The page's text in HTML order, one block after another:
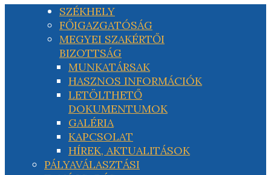
SZÉKHELY
FŐIGAZGATÓSÁG
MEGYEI SZAKÉRTŐI
BIZOTTSÁG
MUNKATÁRSAK
HASZNOS INFORMÁCIÓK
LETÖLTHETŐ
DOKUMENTUMOK
GALÉRIA
KAPCSOLAT
HÍREK, AKTUALITÁSOK
PÁLYAVÁLASZTÁSI